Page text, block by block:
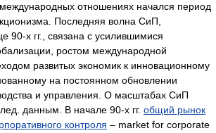
отношениях начался период
Последняя волна СиП,
90-х гг., связана с усилившимися
ростом международной
развитых экономик к инновационному
на постоянном обновлении
и управления. О масштабах СиП
данным. В начале 90-х гг. общий рынок
контроля – market for corporate